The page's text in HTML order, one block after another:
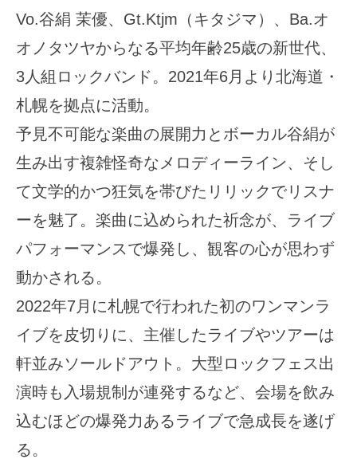
Vo.谷絹 茉優、Gt.Ktjm（キタジマ）、Ba.オ
オノタツヤからなる平均年齢25歳の新世代、
3人組ロックバンド。2021年6月より北海道・
札幌を拠点に活動。
予見不可能な楽曲の展開力とボーカル谷絹が
生み出す複雑怪奇なメロディーライン、そし
て文学的かつ狂気を帯びたリリックでリスナ
ーを魅了。楽曲に込められた祈念が、ライブ
パフォーマンスで爆発し、観客の心が思わず
動かされる。
2022年7月に札幌で行われた初のワンマンラ
イブを皮切りに、主催したライブやツアーは
軒並みソールドアウト。大型ロックフェス出
演時も入場規制が連発するなど、会場を飲み
込むほどの爆発力あるライブで急成長を遂げ
る。